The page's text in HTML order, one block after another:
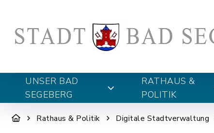
UNSER BAD
SEGEBERG
RATHAUS &
POLITIK
Rathaus & Politik Digitale Stadtverwaltung